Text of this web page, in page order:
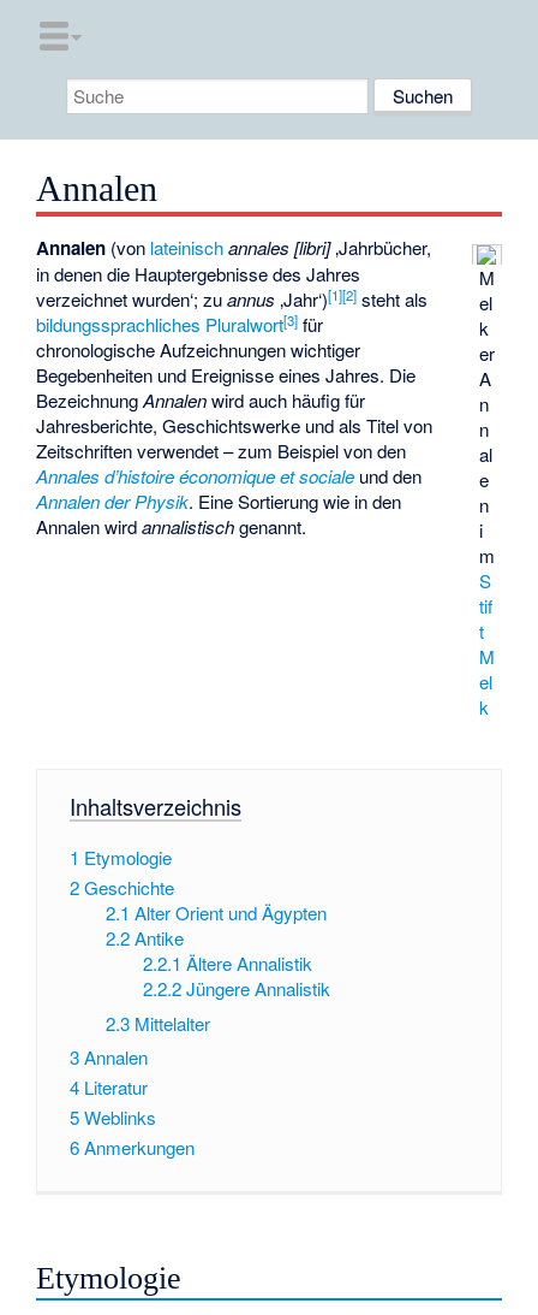
Annalen
M
el
k
er
A
n
n
al
e
n
i
m
S
tif
t
M
el
k
Annalen (von lateinisch annales [libri] ‚Jahrbücher,
in denen die Hauptergebnisse des Jahres
verzeichnet wurden‘; zuannus ‚Jahr‘)[1][2] steht als
bildungssprachliches Pluralwort[3] für
chronologische Aufzeichnungen wichtiger
Begebenheiten und Ereignisse eines Jahres. Die
BezeichnungAnnalenwird auch häufig für
Jahresberichte, Geschichtswerke und als Titel von
Zeitschriften verwendet – zum Beispiel von den
Annales d’histoire économique et sociale und den
Annalen der Physik. Eine Sortierung wie in den
Annalen wirdannalistischgenannt.
Inhaltsverzeichnis
1 Etymologie
2Geschichte
2.1 Alter Orient und Ägypten
2.2 Antike
2.2.1 Ältere Annalistik
2.2.2 Jüngere Annalistik
2.3 Mittelalter
3Annalen
4 Literatur
5Weblinks
6Anmerkungen
Etymologie